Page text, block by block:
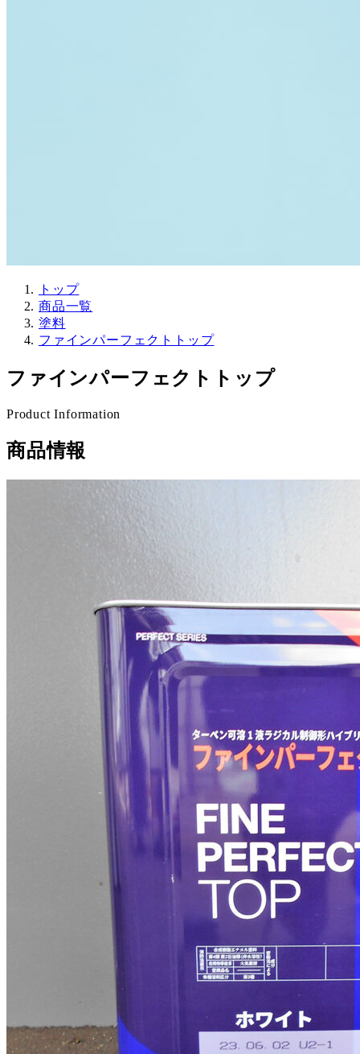
トップ
商品一覧
塗料
ファインパーフェクトトップ
ファインパーフェクトトップ
Product Information
商品情報